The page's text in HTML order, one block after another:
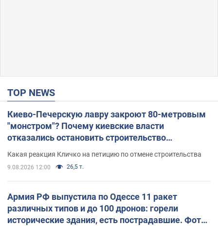
TOP NEWS
Киево-Печерскую лавру закроют 80-метровым
"монстром"? Почему киевские власти
отказались остановить строительство
небоскреба "московского верующего"
Какая реакция Кличко на петицию по отмене строительства
9.08.2026 12:00 26,5 т.
Армия РФ выпустила по Одессе 11 ракет
различных типов и до 100 дронов: горели
исторические здания, есть пострадавшие. Фото